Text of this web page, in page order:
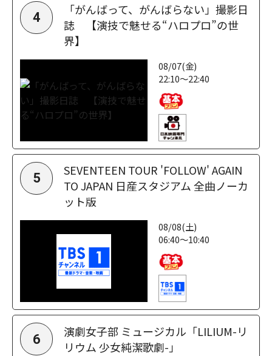
4
「がんばって、がんばらない」撮影日
誌 【演技で魅せる“ハロプロ”の世
界】
08/07(金)
22:10～22:40
5
SEVENTEEN TOUR 'FOLLOW' AGAIN
TO JAPAN 日産スタジアム 全曲ノーカ
ット版
08/08(土)
06:40～10:40
6
演劇女子部 ミュージカル「LILIUM-リ
リウム 少女純潔歌劇-」